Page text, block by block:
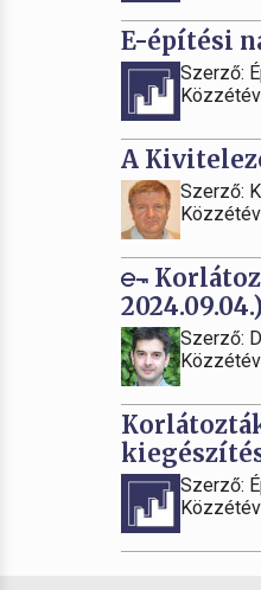
E-építési
Szerző:
A
Szerző:
Szerző:
Szerző: